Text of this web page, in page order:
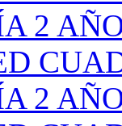
2
2